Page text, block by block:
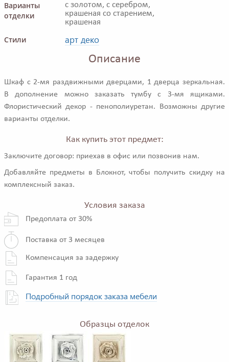
Варианты
отделки
с золотом, с серебром,
крашеная со старением,
крашеная
Стили арт деко
Описание
Шкаф с 2-мя раздвижными дверцами, 1 дверца зеркальная.
В дополнение можно заказать тумбу с 3-мя ящиками.
Флористический декор - пенополиуретан. Возможны другие
варианты отделки.
Как купить этот предмет:
Заключите договор: приехав в офис или позвонив нам.
Добавляйте предметы в Блокнот, чтобы получить скидку на
комплексный заказ.
Условия заказа
Предоплата от 30%
Поставка от 3 месяцев
Компенсация за задержку
Гарантия 1 год
Подробный порядок заказа мебели
Образцы отделок